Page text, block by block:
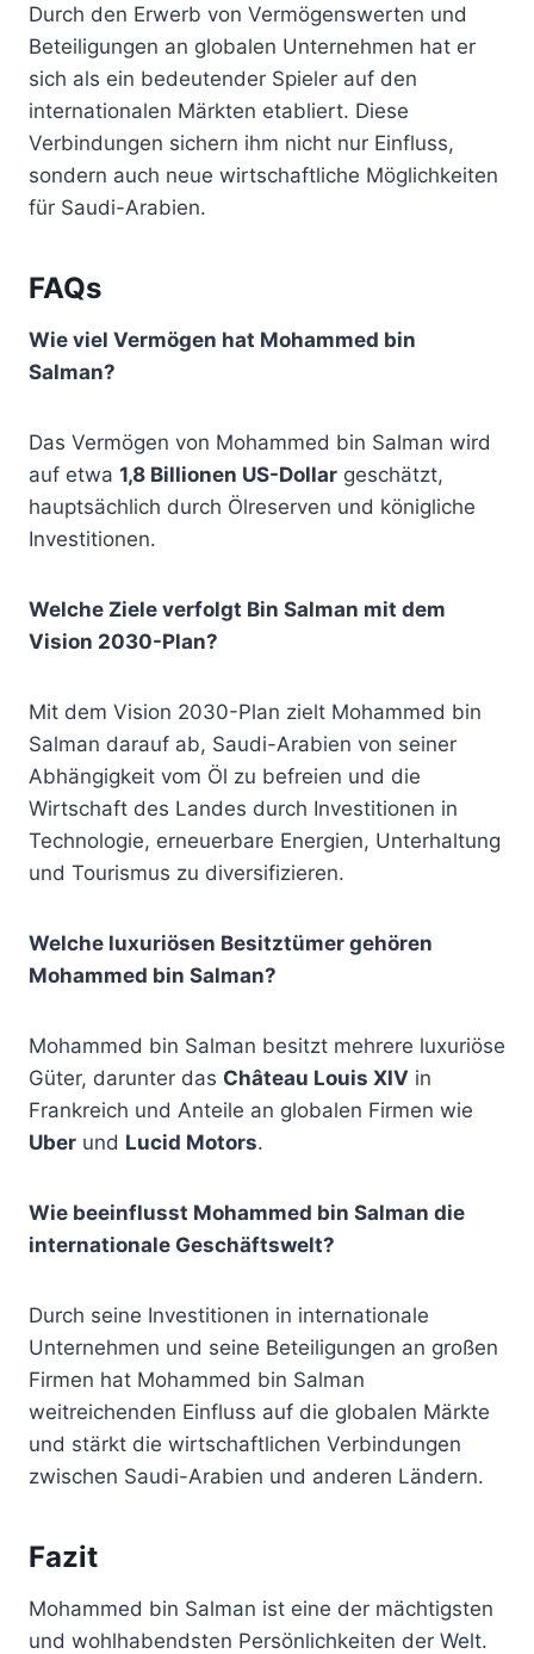
Durch den Erwerb von Vermögenswerten und
Beteiligungen an globalen Unternehmen hat er
sich als ein bedeutender Spieler auf den
internationalen Märkten etabliert. Diese
Verbindungen sichern ihm nicht nur Einfluss,
sondern auch neue wirtschaftliche Möglichkeiten
für Saudi-Arabien.
FAQs
Wie viel Vermögen hat Mohammed bin
Salman?
Das Vermögen von Mohammed bin Salman wird
auf etwa 1,8 Billionen US-Dollar geschätzt,
hauptsächlich durch Ölreserven und königliche
Investitionen.
Welche Ziele verfolgt Bin Salman mit dem
Vision 2030-Plan?
Mit dem Vision 2030-Plan zielt Mohammed bin
Salman darauf ab, Saudi-Arabien von seiner
Abhängigkeit vom Öl zu befreien und die
Wirtschaft des Landes durch Investitionen in
Technologie, erneuerbare Energien, Unterhaltung
und Tourismus zu diversifizieren.
Welche luxuriösen Besitztümer gehören
Mohammed bin Salman?
Mohammed bin Salman besitzt mehrere luxuriöse
Güter, darunter das Château Louis XIV in
Frankreich und Anteile an globalen Firmen wie
Uber und Lucid Motors.
Wie beeinflusst Mohammed bin Salman die
internationale Geschäftswelt?
Durch seine Investitionen in internationale
Unternehmen und seine Beteiligungen an großen
Firmen hat Mohammed bin Salman
weitreichenden Einfluss auf die globalen Märkte
und stärkt die wirtschaftlichen Verbindungen
zwischen Saudi-Arabien und anderen Ländern.
Fazit
Mohammed bin Salman ist eine der mächtigsten
und wohlhabendsten Persönlichkeiten der Welt.